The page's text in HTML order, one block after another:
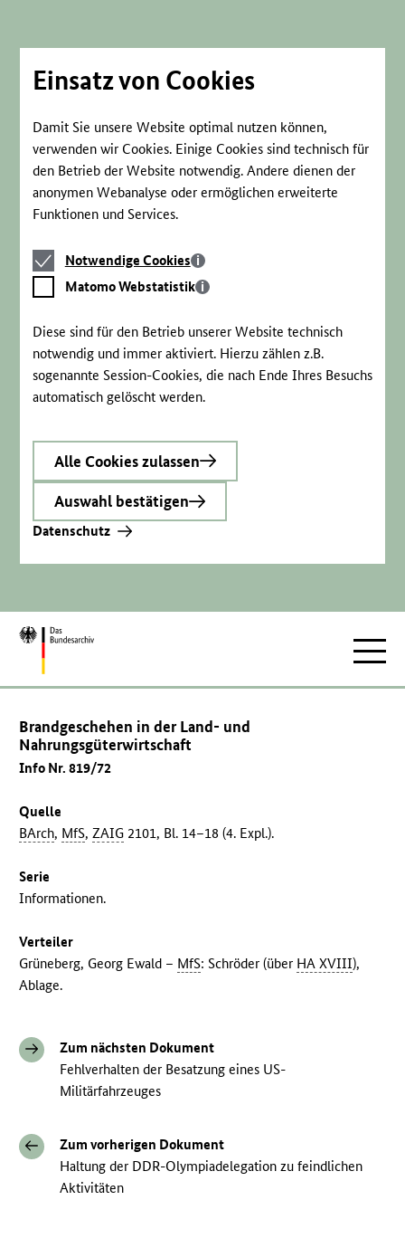
Einsatz von Cookies
Damit Sie unsere Website optimal nutzen können,
verwenden wir Cookies. Einige Cookies sind technisch für
den Betrieb der Website notwendig. Andere dienen der
anonymen Webanalyse oder ermöglichen erweiterte
Funktionen und Services.
Notwendige
Cookies
Notwendige Cookies
Matomo
Webstatistik
Matomo Webstatistik
Diese sind für den Betrieb unserer Website technisch
notwendig und immer aktiviert. Hierzu zählen z.B.
sogenannte Session-Cookies, die nach Ende Ihres Besuchs
automatisch gelöscht werden.
Alle Cookies zulassen
Auswahl bestätigen
Datenschutz
Zur
Brandgeschehen in der Land- und
Nahrungsgüterwirtschaft
Info Nr. 819/72
Quelle
BArch, MfS,ZAIG 2101, Bl. 14–18 (4. Expl.).
Serie
Informationen.
Verteiler
Grüneberg, Georg Ewald – MfS: Schröder (über HA XVIII),
Ablage.
Zum nächsten Dokument
Fehlverhalten der Besatzung eines US-
Militärfahrzeuges
Zum vorherigen Dokument
Haltung der DDR-Olympiadelegation zu feindlichen
Aktivitäten